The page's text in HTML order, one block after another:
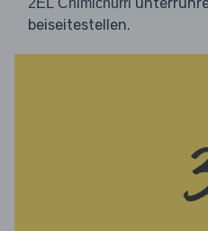
2EL Chimichurri
beiseitestellen.